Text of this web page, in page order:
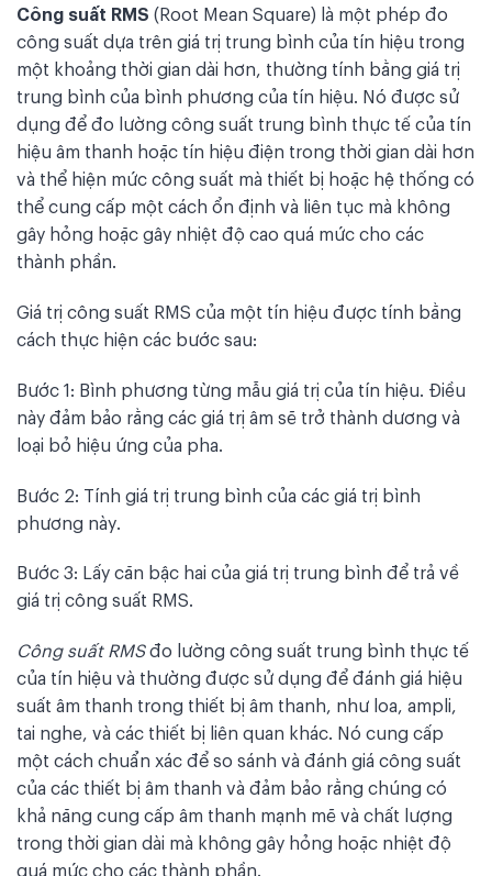
Công suất RMS (Root Mean Square) là một phép đo
công suất dựa trên giá trị trung bình của tín hiệu trong
một khoảng thời gian dài hơn, thường tính bằng giá trị
trung bình của bình phương của tín hiệu. Nó được sử
dụng để đo lường công suất trung bình thực tế của tín
hiệu âm thanh hoặc tín hiệu điện trong thời gian dài hơn
và thể hiện mức công suất mà thiết bị hoặc hệ thống có
thể cung cấp một cách ổn định và liên tục mà không
gây hỏng hoặc gây nhiệt độ cao quá mức cho các
thành phần.
Giá trị công suất RMS của một tín hiệu được tính bằng
cách thực hiện các bước sau:
Bước 1: Bình phương từng mẫu giá trị của tín hiệu. Điều
này đảm bảo rằng các giá trị âm sẽ trở thành dương và
loại bỏ hiệu ứng của pha.
Bước 2: Tính giá trị trung bình của các giá trị bình
phương này.
Bước 3: Lấy căn bậc hai của giá trị trung bình để trả về
giá trị công suất RMS.
Công suất RMSđo lường công suất trung bình thực tế
của tín hiệu và thường được sử dụng để đánh giá hiệu
suất âm thanh trong thiết bị âm thanh, như loa, ampli,
tai nghe, và các thiết bị liên quan khác. Nó cung cấp
một cách chuẩn xác để so sánh và đánh giá công suất
của các thiết bị âm thanh và đảm bảo rằng chúng có
khả năng cung cấp âm thanh mạnh mẽ và chất lượng
trong thời gian dài mà không gây hỏng hoặc nhiệt độ
quá mức cho các thành phần.